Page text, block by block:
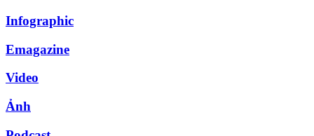
Infographic
Emagazine
Video
Ảnh